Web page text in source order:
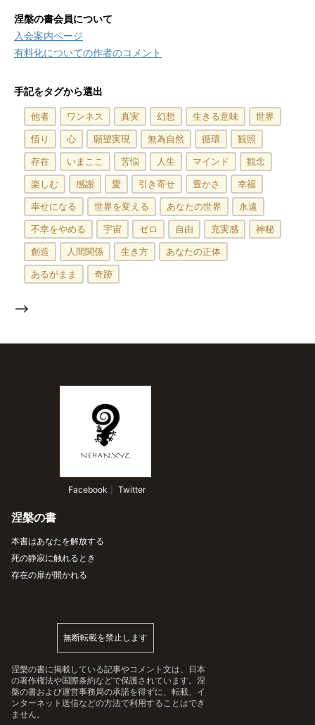
涅槃の書会員について
入会案内ページ
有料化についての作者のコメント
手記をタグから選出
他者 ワンネス 真実 幻想 生きる意味
世界
悟り
心 願望実現 無為自然 循環
観照
存在
いまここ 苦悩 人生 マインド
観念
楽しむ
感謝 愛 引き寄せ 豊かさ
幸福
幸せになる
世界を変える あなたの世界
永遠
不幸をやめる
宇宙 ゼロ 自由 充実感
神秘
創造
人間関係 生き方
あなたの正体
あるがまま
奇跡
-->
Facebook ｜ Twitter
涅槃の書
本書はあなたを解放する
死の静寂に触れるとき
存在の扉が開かれる
無断転載を禁止します
涅槃の書に掲載している記事やコメント文は、日本
の著作権法や国際条約などで保護されています。涅
槃の書および運営事務局の承諾を得ずに、転載、イ
ンターネット送信などの方法で利用することはでき
ません。